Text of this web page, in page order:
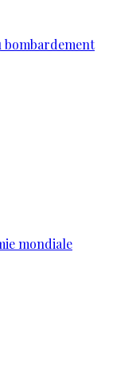
bombardement
mondiale